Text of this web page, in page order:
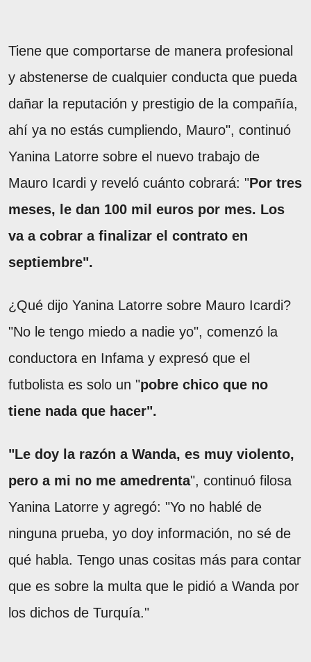
Tiene que comportarse de manera profesional
y abstenerse de cualquier conducta que pueda
dañar la reputación y prestigio de la compañía,
ahí ya no estás cumpliendo, Mauro", continuó
Yanina Latorre sobre el nuevo trabajo de
Mauro Icardi y reveló cuánto cobrará: "Por tres
meses, le dan 100 mil euros por mes. Los
va a cobrar a finalizar el contrato en
septiembre".
¿Qué dijo Yanina Latorre sobre Mauro Icardi?
"No le tengo miedo a nadie yo", comenzó la
conductora en Infama y expresó que el
futbolista es solo un "pobre chico que no
tiene nada que hacer".
"Le doy la razón a Wanda, es muy violento,
pero a mi no me amedrenta", continuó filosa
Yanina Latorre y agregó: "Yo no hablé de
ninguna prueba, yo doy información, no sé de
qué habla. Tengo unas cositas más para contar
que es sobre la multa que le pidió a Wanda por
los dichos de Turquía."